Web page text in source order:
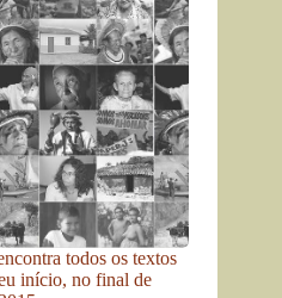
todos os textos
início, no final de